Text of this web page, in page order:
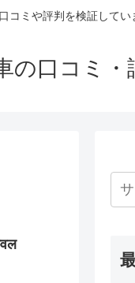
ミや評判を検証してい
の口コミ・